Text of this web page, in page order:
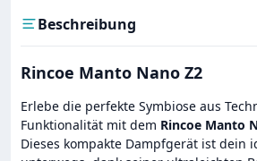
Beschreibung
Rincoe Manto Nano Z2
Erlebe die perfekte Symbiose aus
Funktionalität mit dem Rincoe Manto
Dieses kompakte Dampfgerät ist dein